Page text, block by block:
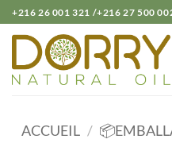
Passer
au
contenu
+216 26 001 321 /+216 27 500
ACCUEIL /